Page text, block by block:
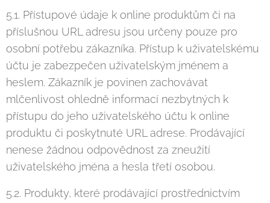
5.1. Přístupové údaje k online produktům či na
příslušnou URL adresu jsou určeny pouze pro
osobní potřebu zákazníka. Přístup k uživatelskému
účtu je zabezpečen uživatelským jménem a
heslem. Zákazník je povinen zachovávat
mlčenlivost ohledně informací nezbytných k
přístupu do jeho uživatelského účtu k online
produktu či poskytnuté URL adrese. Prodávající
nenese žádnou odpovědnost za zneužití
uživatelského jména a hesla třetí osobou.
5.2. Produkty, které prodávající prostřednictvím